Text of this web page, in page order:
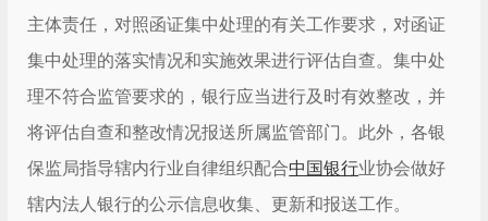
主体责任，对照函证集中处理的有关工作要求，对函证
集中处理的落实情况和实施效果进行评估自查。集中处
理不符合监管要求的，银行应当进行及时有效整改，并
将评估自查和整改情况报送所属监管部门。此外，各银
保监局指导辖内行业自律组织配合中国银行业协会做好
辖内法人银行的公示信息收集、更新和报送工作。